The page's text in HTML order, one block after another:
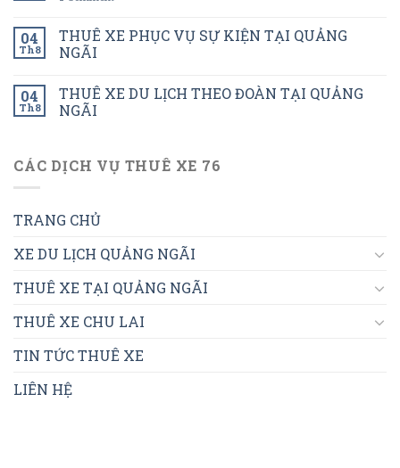
04
Th8
THUÊ XE PHỤC VỤ SỰ KIỆN TẠI QUẢNG
NGÃI
04
Th8
THUÊ XE DU LỊCH THEO ĐOÀN TẠI QUẢNG
NGÃI
CÁC DỊCH VỤ THUÊ XE 76
TRANG CHỦ
XE DU LỊCH QUẢNG NGÃI
THUÊ XE TẠI QUẢNG NGÃI
THUÊ XE CHU LAI
TIN TỨC THUÊ XE
LIÊN HỆ